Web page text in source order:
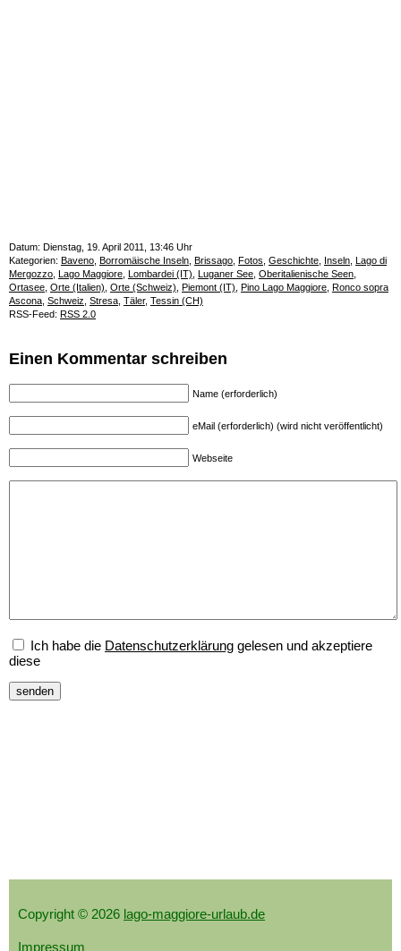
Datum: Dienstag, 19. April 2011, 13:46 Uhr
Kategorien: Baveno Borromäische Inseln Brissago Fotos Geschichte Inseln Lago di
Mergozzo Lago Maggiore Lombardei (IT) Luganer See Oberitalienische Seen
Ortasee Orte (Italien) Orte (Schweiz) Piemont (IT) Pino Lago Maggiore Ronco sopra
Ascona Schweiz Stresa Täler, Tessin (CH)
RSS-Feed: RSS 2.0
Einen Kommentar schreiben
Name (erforderlich)
eMail (erforderlich) (wird nicht veröffentlicht)
Webseite
Ich habe die Datenschutzerklärung gelesen und akzeptiere
diese
Copyright © 2026 lago-maggiore-urlaub.de
Impressum